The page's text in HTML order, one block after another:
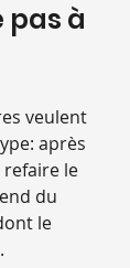
pas à
veulent
après
refaire le
du
le